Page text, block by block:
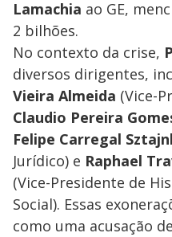
Lamachia ao GE,
2 bilhões.
No contexto da crise,
diversos dirigentes,
Vieira Almeida (Vice-
Claudio Pereira
Felipe Carregal
Jurídico) e Raphael
(Vice-Presidente de
Social). Essas
como uma acusação